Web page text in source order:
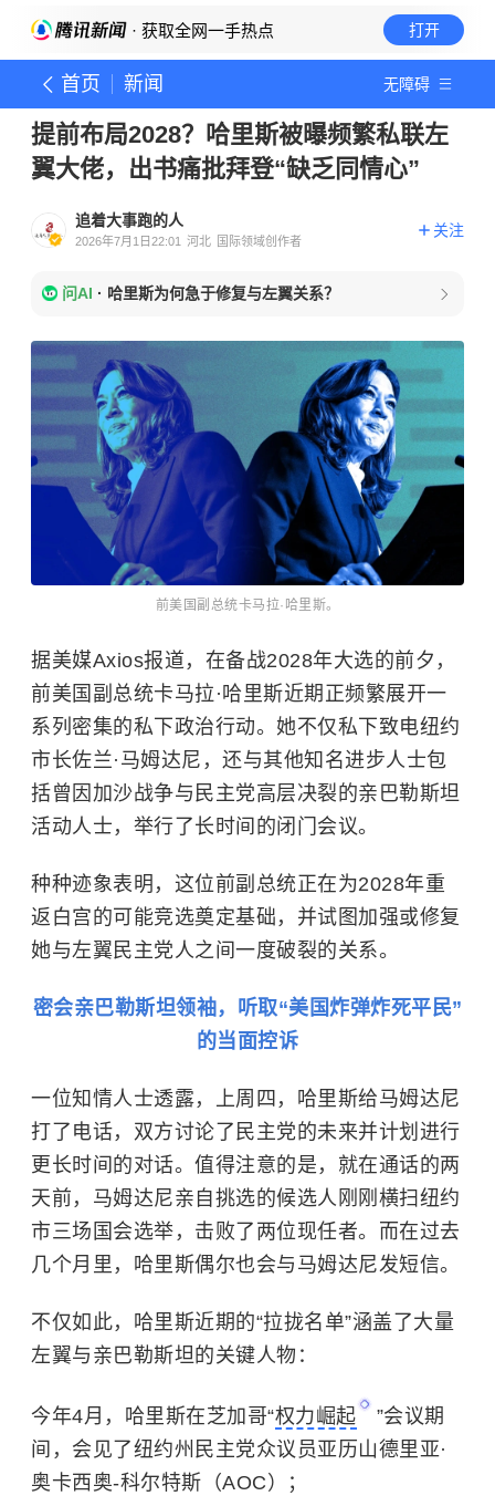
· 获取全网一手热点 打开
首页 新闻 无障碍
提前布局2028？哈里斯被曝频繁私联左
翼大佬，出书痛批拜登“缺乏同情心”
追着大事跑的人
2026年7月1日22:01 河北 国际领域创作者
关注
问AI · 哈里斯为何急于修复与左翼关系？
前美国副总统卡马拉·哈里斯。
据美媒Axios报道，在备战2028年大选的前夕，
前美国副总统卡马拉·哈里斯近期正频繁展开一
系列密集的私下政治行动。她不仅私下致电纽约
市长佐兰·马姆达尼，还与其他知名进步人士包
括曾因加沙战争与民主党高层决裂的亲巴勒斯坦
活动人士，举行了长时间的闭门会议。
种种迹象表明，这位前副总统正在为2028年重
返白宫的可能竞选奠定基础，并试图加强或修复
她与左翼民主党人之间一度破裂的关系。
密会亲巴勒斯坦领袖，听取“美国炸弹炸死平民”
的当面控诉
一位知情人士透露，上周四，哈里斯给马姆达尼
打了电话，双方讨论了民主党的未来并计划进行
更长时间的对话。值得注意的是，就在通话的两
天前，马姆达尼亲自挑选的候选人刚刚横扫纽约
市三场国会选举，击败了两位现任者。而在过去
几个月里，哈里斯偶尔也会与马姆达尼发短信。
不仅如此，哈里斯近期的“拉拢名单”涵盖了大量
左翼与亲巴勒斯坦的关键人物：
今年4月，哈里斯在芝加哥“权力崛起
”会议期
间，会见了纽约州民主党众议员亚历山德里亚·
奥卡西奥-科尔特斯（AOC）；